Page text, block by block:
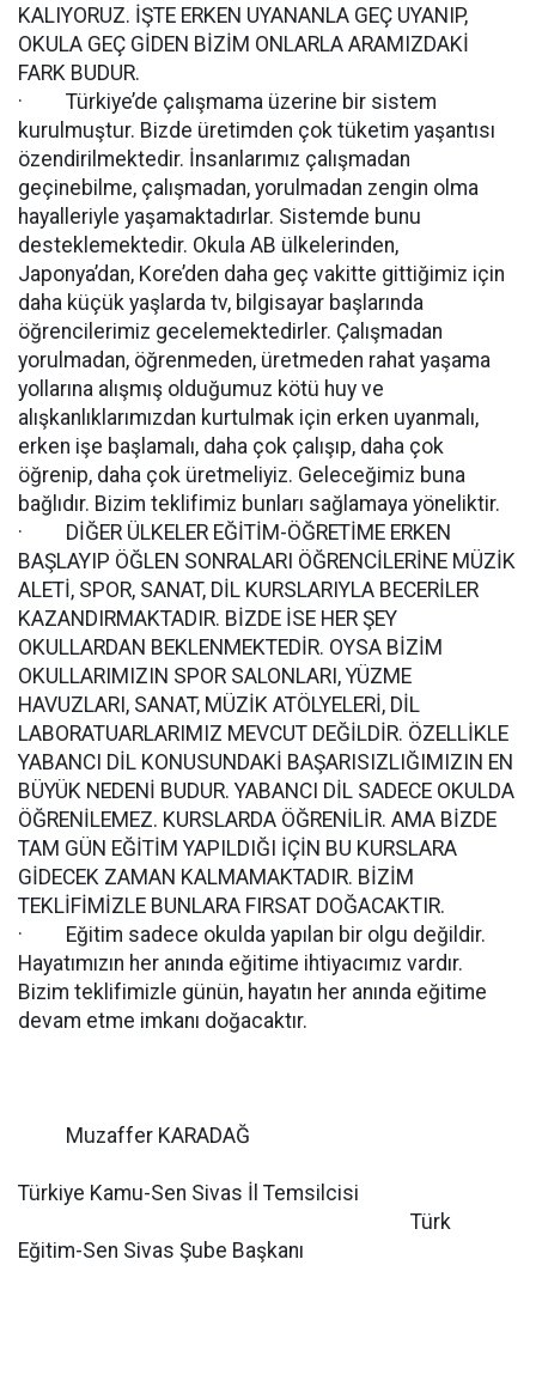
KALIYORUZ. İŞTE ERKEN UYANANLA GEÇ UYANIP,
OKULA GEÇ GİDEN BİZİM ONLARLA ARAMIZDAKİ
FARK BUDUR.
· Türkiye’de çalışmama üzerine bir sistem
kurulmuştur. Bizde üretimden çok tüketim yaşantısı
özendirilmektedir. İnsanlarımız çalışmadan
geçinebilme, çalışmadan, yorulmadan zengin olma
hayalleriyle yaşamaktadırlar. Sistemde bunu
desteklemektedir. Okula AB ülkelerinden,
Japonya’dan, Kore’den daha geç vakitte gittiğimiz için
daha küçük yaşlarda tv, bilgisayar başlarında
öğrencilerimiz gecelemektedirler. Çalışmadan
yorulmadan, öğrenmeden, üretmeden rahat yaşama
yollarına alışmış olduğumuz kötü huy ve
alışkanlıklarımızdan kurtulmak için erken uyanmalı,
erken işe başlamalı, daha çok çalışıp, daha çok
öğrenip, daha çok üretmeliyiz. Geleceğimiz buna
bağlıdır. Bizim teklifimiz bunları sağlamaya yöneliktir.
· DİĞER ÜLKELER EĞİTİM-ÖĞRETİME ERKEN
BAŞLAYIP ÖĞLEN SONRALARI ÖĞRENCİLERİNE MÜZİK
ALETİ, SPOR, SANAT, DİL KURSLARIYLA BECERİLER
KAZANDIRMAKTADIR. BİZDE İSE HER ŞEY
OKULLARDAN BEKLENMEKTEDİR. OYSA BİZİM
OKULLARIMIZIN SPOR SALONLARI, YÜZME
HAVUZLARI, SANAT, MÜZİK ATÖLYELERİ, DİL
LABORATUARLARIMIZ MEVCUT DEĞİLDİR. ÖZELLİKLE
YABANCI DİL KONUSUNDAKİ BAŞARISIZLIĞIMIZIN EN
BÜYÜK NEDENİ BUDUR. YABANCI DİL SADECE OKULDA
ÖĞRENİLEMEZ. KURSLARDA ÖĞRENİLİR. AMA BİZDE
TAM GÜN EĞİTİM YAPILDIĞI İÇİN BU KURSLARA
GİDECEK ZAMAN KALMAMAKTADIR. BİZİM
TEKLİFİMİZLE BUNLARA FIRSAT DOĞACAKTIR.
· Eğitim sadece okulda yapılan bir olgu değildir.
Hayatımızın her anında eğitime ihtiyacımız vardır.
Bizim teklifimizle günün, hayatın her anında eğitime
devam etme imkanı doğacaktır.
Muzaffer KARADAĞ
Türkiye Kamu-Sen Sivas İl Temsilcisi
Türk
Eğitim-Sen Sivas Şube Başkanı